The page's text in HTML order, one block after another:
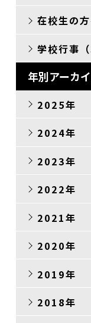
在校生の
学校行事（
年別アーカ
2025年
2024年
2023年
2022年
2021年
2020年
2019年
2018年